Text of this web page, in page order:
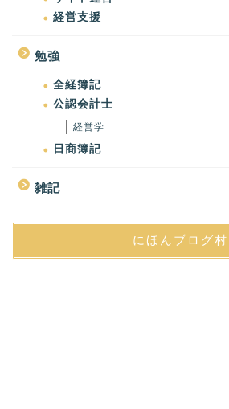
経営支援
勉強
全経簿記
公認会計士
経営学
日商簿記
雑記
にほんブログ村